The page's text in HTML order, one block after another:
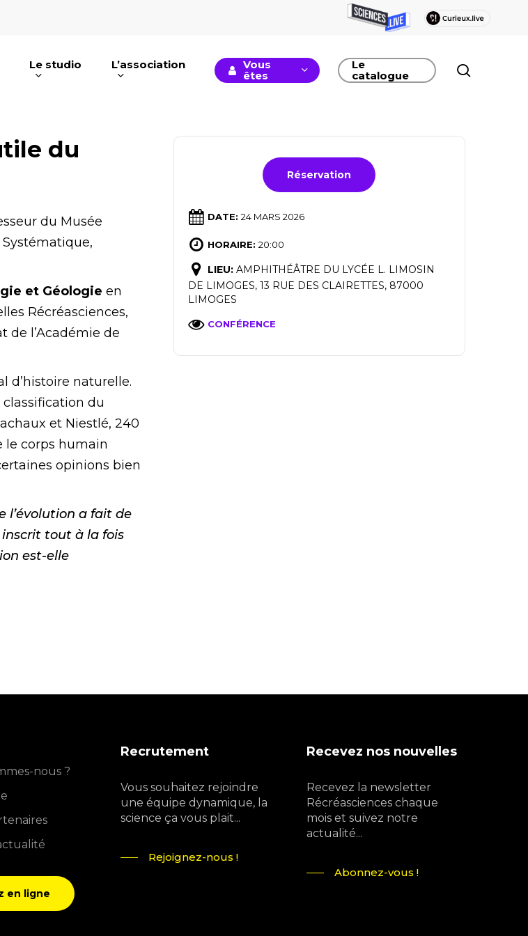
Le studio L’association
Vous
êtes
Le
catalogue
Réservation
DATE: 24 MARS 2026
HORAIRE: 20:00
LIEU: AMPHITHÉÂTRE DU LYCÉE L. LIMOSIN
DE LIMOGES, 13 RUE DES CLAIRETTES, 87000
LIMOGES
CONFÉRENCE
du
du Musée
Systématique,
et Géologie en
Récréasciences,
de l’Académie de
d’histoire naturelle.
du
et Niestlé, 240
le corps humain
opinions bien
l’évolution a fait de
inscrit tout à la fois
est-elle
nous ?
en ligne
Recrutement
Vous souhaitez rejoindre
une équipe dynamique, la
science ça vous plait...
Rejoignez-nous !
Recevez nos nouvelles
Recevez la newsletter
Récréasciences chaque
mois et suivez notre
actualité...
Abonnez-vous !